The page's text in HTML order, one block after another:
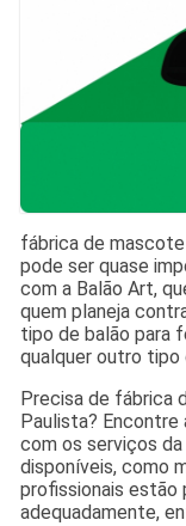
fábrica de
pode ser quase
com a Balão Art,
quem planeja
tipo de balão para
qualquer outro
Precisa de fábrica
Paulista?
com os serviços
disponíveis, como
profissionais estão
adequadamente,